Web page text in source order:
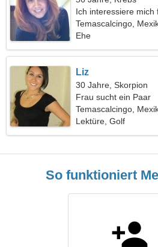
Ich interessiere mich
Theaterkunst
Temascalcingo,
Ehe
Liz
30 Jahre, Skorpion
Frau sucht ein Paar
Temascalcingo,
Lektüre, Golf
So funktioniert